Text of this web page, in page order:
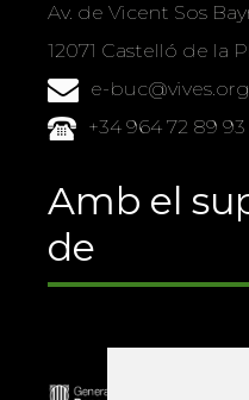
Av. de Vicent Sos
12071 Castelló de la
e-buc@vives.org
+34 964 72 89 93
Amb el
de